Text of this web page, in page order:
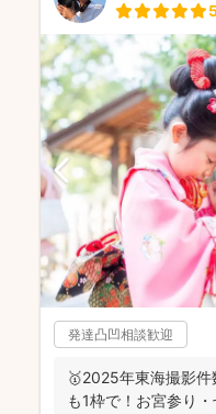
発達凸凹相談歓迎
🥇2025年東海撮影
も1枠で！お宮参り